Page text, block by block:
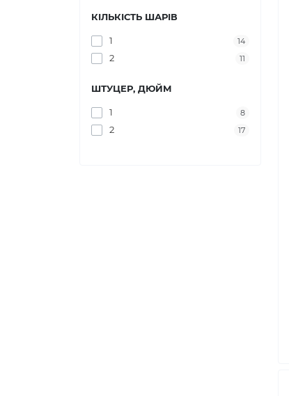
КІЛЬКІСТЬ ШАРІВ
1 14
2 11
ШТУЦЕР, ДЮЙМ
1 8
2 17